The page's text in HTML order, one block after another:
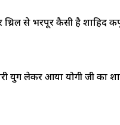
से भरपूर कैसी है शाहिद
युग लेकर आया योगी जी का